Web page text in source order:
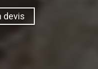
devis